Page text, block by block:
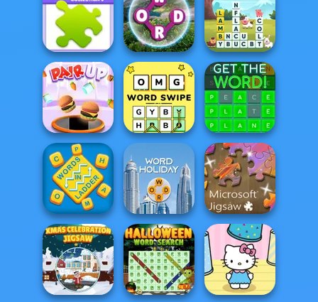
Words Detective
Bank Heist
Microsoft Word
Twister
Box Battle
Jigsaw
Collections
Wordscapes Words Swipe
Pair Up OMG Word Swipe Get the Word!
Words in Ladder Word Holiday Microsoft Jigsaw